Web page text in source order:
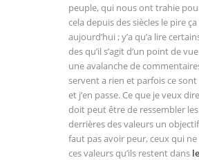
peuple, qui nous ont trahie
cela depuis des siècles le pire
aujourd’hui ; y’a qu’a lire
des qu’il s’agit d’un point de
une avalanche de
servent a rien et parfois ce
et j’en passe. Ce que je veux
doit peut être de ressembler
derrières des valeurs un
faut pas avoir peur, ceux qui
ces valeurs qu’ils restent dans